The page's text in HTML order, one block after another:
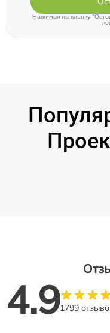
Нажимая на кнопку
4.91799